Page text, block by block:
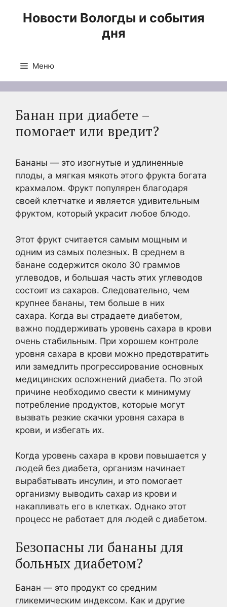
Новости Вологды и события
дня
Меню
Банан при диабете –
помогает или вредит?
Бананы — это изогнутые и удлиненные
плоды, а мягкая мякоть этого фрукта богата
крахмалом. Фрукт популярен благодаря
своей клетчатке и является удивительным
фруктом, который украсит любое блюдо.
Этот фрукт считается самым мощным и
одним из самых полезных. В среднем в
банане содержится около 30 граммов
углеводов, и большая часть этих углеводов
состоит из сахаров. Следовательно, чем
крупнее бананы, тем больше в них
сахара. Когда вы страдаете диабетом,
важно поддерживать уровень сахара в крови
очень стабильным. При хорошем контроле
уровня сахара в крови можно предотвратить
или замедлить прогрессирование основных
медицинских осложнений диабета. По этой
причине необходимо свести к минимуму
потребление продуктов, которые могут
вызвать резкие скачки уровня сахара в
крови, и избегать их.
Когда уровень сахара в крови повышается у
людей без диабета, организм начинает
вырабатывать инсулин, и это помогает
организму выводить сахар из крови и
накапливать его в клетках. Однако этот
процесс не работает для людей с диабетом.
Безопасны ли бананы для
больных диабетом?
Банан — это продукт со средним
гликемическим индексом. Как и другие